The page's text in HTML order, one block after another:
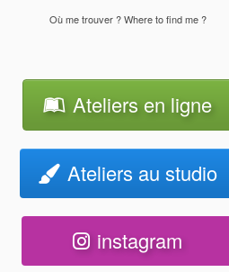
Où me trouver ? Where to find me ?
Ateliers en ligne
Ateliers au studio
instagram